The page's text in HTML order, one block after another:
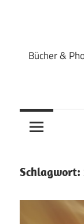
Bücher &
Schlagwort: